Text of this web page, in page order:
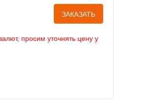
ЗАКАЗАТЬ
просим уточнять цену у